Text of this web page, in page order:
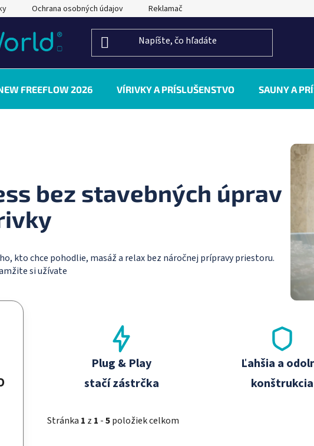
Ochrana osobných údajov Reklamačný poriadok
FREEFLOW 2026 VÍRIVKY A PRÍSLUŠENSTVO SAUNY A
bez stavebných úprav
kto chce pohodlie, masáž a relax bez náročnej prípravy priestoru.
si užívate
Plug & Play
stačí zástrčka
Ľahšia a
konštrukcia
Stránka 1 z 1 -5položiek celkom